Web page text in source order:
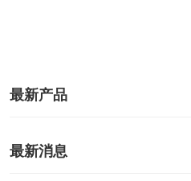
最新产品
最新消息